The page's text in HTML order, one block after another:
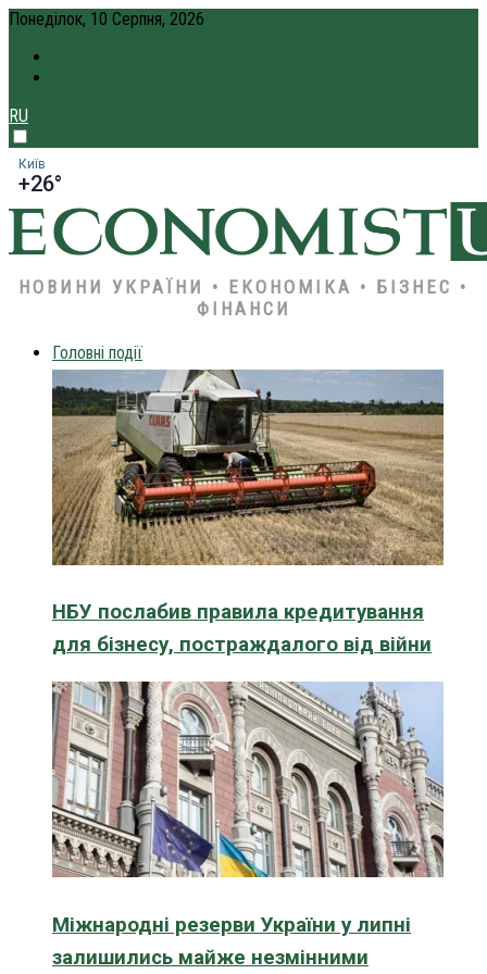
Понеділок, 10 Серпня, 2026
RU
Київ
+26°
НОВИНИ УКРАЇНИ • ЕКОНОМІКА • БІЗНЕС •
ФІНАНСИ
Головні події
НБУ послабив правила кредитування
для бізнесу, постраждалого від війни
Міжнародні резерви України у липні
залишились майже незмінними